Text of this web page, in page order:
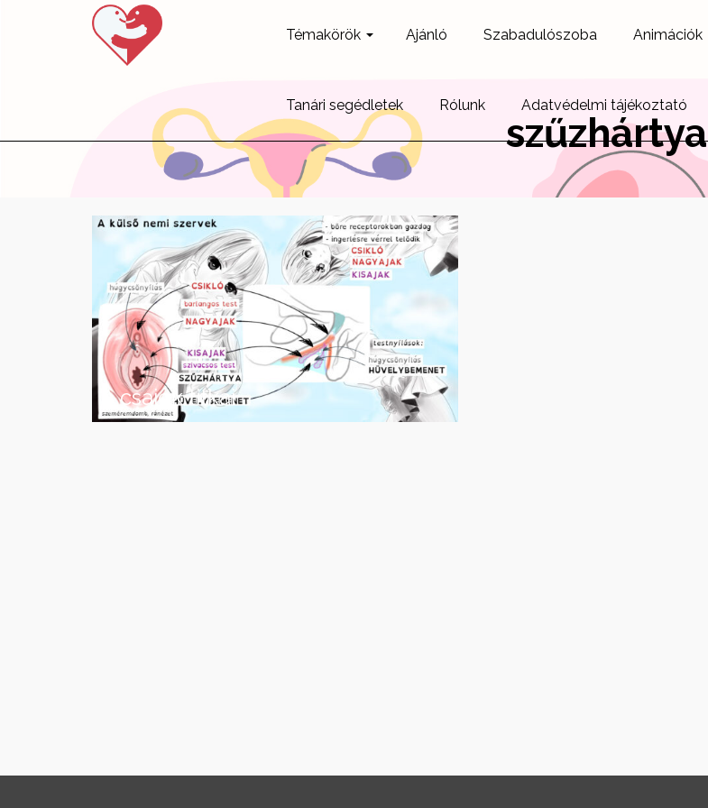
Témakörök Ajánló Szabadulószoba Animációk
Tanári segédletek Rólunk Adatvédelmi tájékoztató
szűzhártya
A csajok titkai